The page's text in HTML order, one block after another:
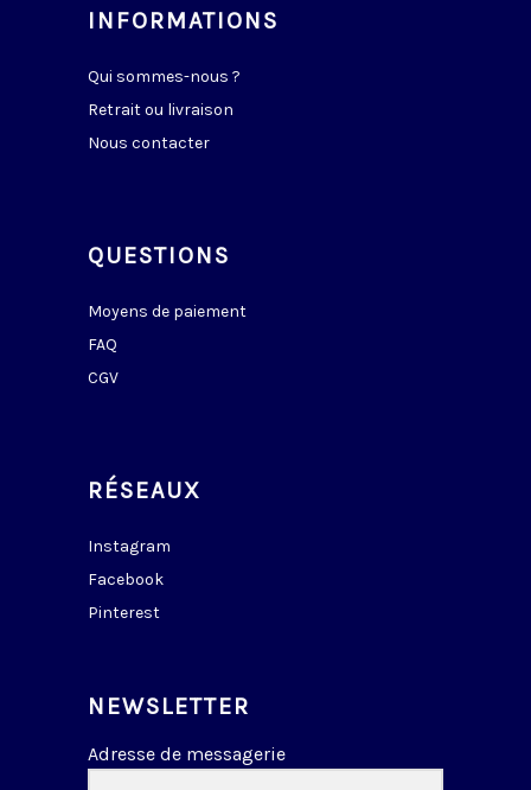
INFORMATIONS
Qui sommes-nous ?
Retrait ou livraison
Nous contacter
QUESTIONS
Moyens de paiement
FAQ
CGV
RÉSEAUX
Instagram
Facebook
Pinterest
NEWSLETTER
Adresse de messagerie